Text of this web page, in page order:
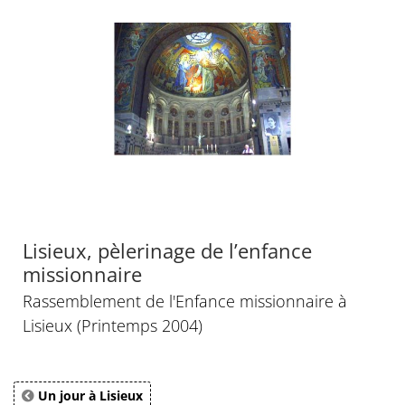
Lisieux, pèlerinage de l’enfance
missionnaire
Rassemblement de l'Enfance missionnaire à
Lisieux (Printemps 2004)
Un jour à Lisieux